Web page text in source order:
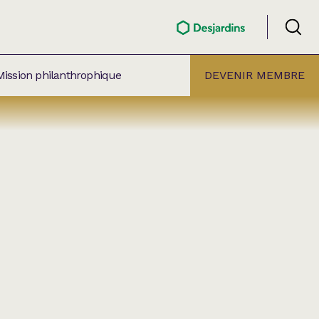
philanthrophique DEVENIR MEMBRE